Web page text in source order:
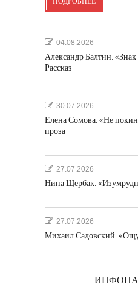
04.08.2026
Александр Балтин.
Рассказ
30.07.2026
Елена Сомова. «Не
проза
27.07.2026
Нина Щербак.
27.07.2026
Михаил Садовский.